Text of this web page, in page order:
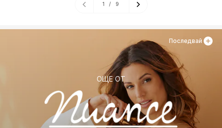
1 / 9
ОЩЕ ОТ
Последвай